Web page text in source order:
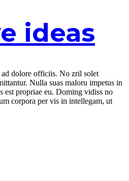
ideas
ad dolore officiis. No zril solet
Nulla suas maloru impetus in
est propriae eu. Doming vidiss no
corpora per vis in intellegam, ut